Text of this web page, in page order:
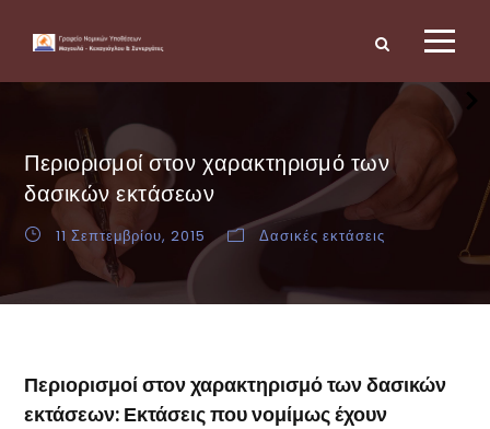
Περιορισμοί στον χαρακτηρισμό των
δασικών εκτάσεων
11 Σεπτεμβρίου, 2015 Δασικές εκτάσεις
Περιορισμοί στον χαρακτηρισμό των δασικών
εκτάσεων: Εκτάσεις που νομίμως έχουν